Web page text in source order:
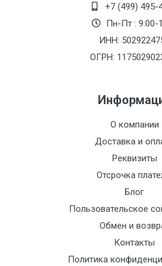
+7 (499) 495-
Пн-Пт : 9:00-
ИНН:
ОГРН:
О компании
Доставка и
Реквизиты
Отсрочка
Блог
Пользовательское
Обмен и
Контакты
Политика